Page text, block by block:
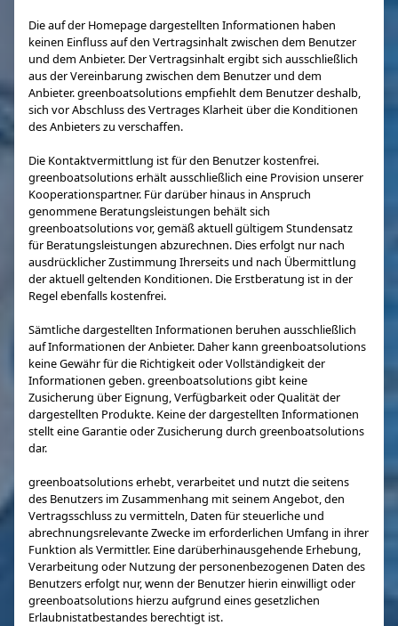
Die auf der Homepage dargestellten Informationen haben
keinen Einfluss auf den Vertragsinhalt zwischen dem Benutzer
und dem Anbieter. Der Vertragsinhalt ergibt sich ausschließlich
aus der Vereinbarung zwischen dem Benutzer und dem
Anbieter. greenboatsolutions empfiehlt dem Benutzer deshalb,
sich vor Abschluss des Vertrages Klarheit über die Konditionen
des Anbieters zu verschaffen.
Die Kontaktvermittlung ist für den Benutzer kostenfrei.
greenboatsolutions erhält ausschließlich eine Provision unserer
Kooperationspartner. Für darüber hinaus in Anspruch
genommene Beratungsleistungen behält sich
greenboatsolutions vor, gemäß aktuell gültigem Stundensatz
für Beratungsleistungen abzurechnen. Dies erfolgt nur nach
ausdrücklicher Zustimmung Ihrerseits und nach Übermittlung
der aktuell geltenden Konditionen. Die Erstberatung ist in der
Regel ebenfalls kostenfrei.
Sämtliche dargestellten Informationen beruhen ausschließlich
auf Informationen der Anbieter. Daher kann greenboatsolutions
keine Gewähr für die Richtigkeit oder Vollständigkeit der
Informationen geben. greenboatsolutions gibt keine
Zusicherung über Eignung, Verfügbarkeit oder Qualität der
dargestellten Produkte. Keine der dargestellten Informationen
stellt eine Garantie oder Zusicherung durch greenboatsolutions
dar.
greenboatsolutions erhebt, verarbeitet und nutzt die seitens
des Benutzers im Zusammenhang mit seinem Angebot, den
Vertragsschluss zu vermitteln, Daten für steuerliche und
abrechnungsrelevante Zwecke im erforderlichen Umfang in ihrer
Funktion als Vermittler. Eine darüberhinausgehende Erhebung,
Verarbeitung oder Nutzung der personenbezogenen Daten des
Benutzers erfolgt nur, wenn der Benutzer hierin einwilligt oder
greenboatsolutions hierzu aufgrund eines gesetzlichen
Erlaubnistatbestandes berechtigt ist.